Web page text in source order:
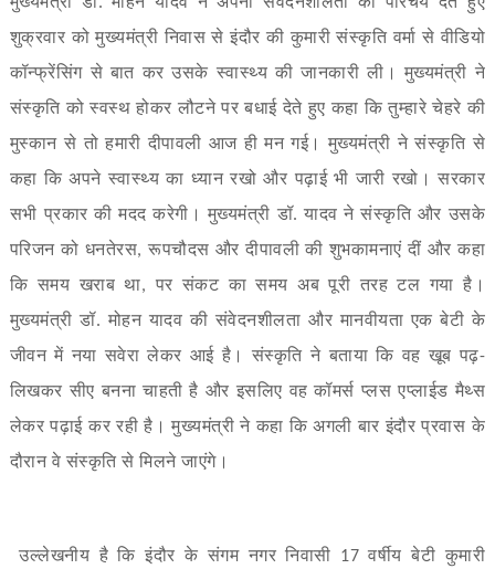
शुक्रवार को मुख्यमंत्री निवास से इंदौर की कुमारी संस्कृति वर्मा से वीडियो
कॉन्फ्रेंसिंग से बात कर उसके स्वास्थ्य की जानकारी ली। मुख्यमंत्री ने
संस्कृति को स्वस्थ होकर लौटने पर बधाई देते हुए कहा कि तुम्हारे चेहरे की
मुस्कान से तो हमारी दीपावली आज ही मन गई। मुख्यमंत्री ने संस्कृति से
कहा कि अपने स्वास्थ्य का ध्यान रखो और पढ़ाई भी जारी रखो। सरकार
सभी प्रकार की मदद करेगी। मुख्यमंत्री डॉ. यादव ने संस्कृति और उसके
परिजन को धनतेरस,रूपचौदस और दीपावली की शुभकामनाएं दीं और कहा
कि समय खराब था, पर संकट का समय अब पूरी तरह टल गया है।
मुख्यमंत्री डॉ. मोहन यादव की संवेदनशीलता और मानवीयता एक बेटी के
जीवन में नया सवेरा लेकर आई है। संस्कृति ने बताया कि वह खूब पढ़-
लिखकर सीए बनना चाहती है और इसलिए वह कॉमर्स प्लस एप्लाईड मैथ्स
लेकर पढ़ाई कर रही है। मुख्यमंत्री ने कहा कि अगली बार इंदौर प्रवास के
दौरान वे संस्कृति से मिलने जाएंगे।
उल्लेखनीय है कि इंदौर के संगम नगर निवासी 17 वर्षीय बेटी कुमारी